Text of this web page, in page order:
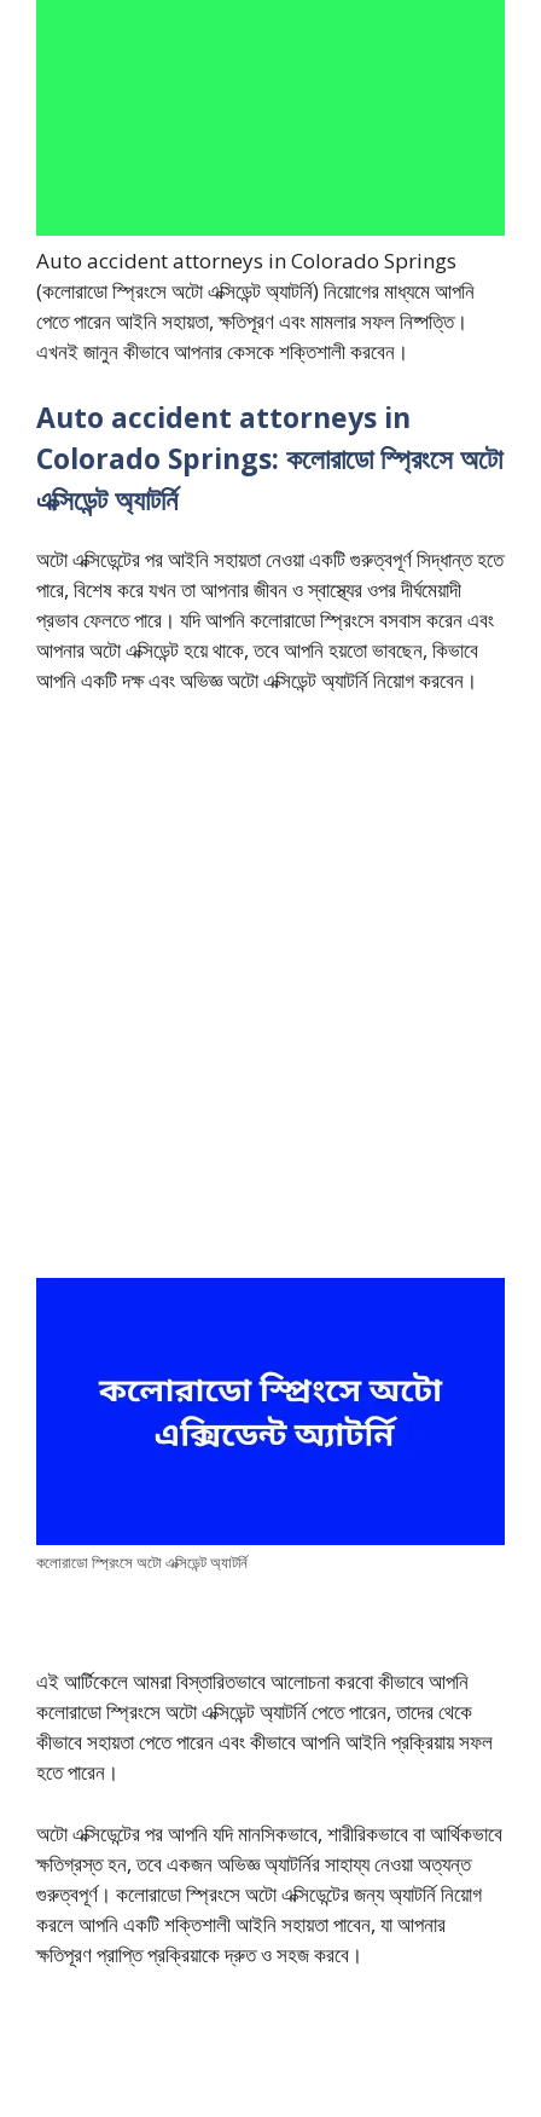
Auto accident attorneys in Colorado Springs
(কলোরাডো স্প্রিংসে অটো এক্সিডেন্ট অ্যাটর্নি) নিয়োগের মাধ্যমে আপনি
পেতে পারেন আইনি সহায়তা, ক্ষতিপূরণ এবং মামলার সফল নিষ্পত্তি।
এখনই জানুন কীভাবে আপনার কেসকে শক্তিশালী করবেন।
Auto accident attorneys in
Colorado Springs: কলোরাডো স্প্রিংসে অটো
এক্সিডেন্ট অ্যাটর্নি
অটো এক্সিডেন্টের পর আইনি সহায়তা নেওয়া একটি গুরুত্বপূর্ণ সিদ্ধান্ত হতে
পারে, বিশেষ করে যখন তা আপনার জীবন ও স্বাস্থ্যের ওপর দীর্ঘমেয়াদী
প্রভাব ফেলতে পারে। যদি আপনি কলোরাডো স্প্রিংসে বসবাস করেন এবং
আপনার অটো এক্সিডেন্ট হয়ে থাকে, তবে আপনি হয়তো ভাবছেন, কিভাবে
আপনি একটি দক্ষ এবং অভিজ্ঞ অটো এক্সিডেন্ট অ্যাটর্নি নিয়োগ করবেন।
কলোরাডো স্প্রিংসে অটো এক্সিডেন্ট অ্যাটর্নি
এই আর্টিকেলে আমরা বিস্তারিতভাবে আলোচনা করবো কীভাবে আপনি
কলোরাডো স্প্রিংসে অটো এক্সিডেন্ট অ্যাটর্নি পেতে পারেন, তাদের থেকে
কীভাবে সহায়তা পেতে পারেন এবং কীভাবে আপনি আইনি প্রক্রিয়ায় সফল
হতে পারেন।
অটো এক্সিডেন্টের পর আপনি যদি মানসিকভাবে, শারীরিকভাবে বা আর্থিকভাবে
ক্ষতিগ্রস্ত হন, তবে একজন অভিজ্ঞ অ্যাটর্নির সাহায্য নেওয়া অত্যন্ত
গুরুত্বপূর্ণ। কলোরাডো স্প্রিংসে অটো এক্সিডেন্টের জন্য অ্যাটর্নি নিয়োগ
করলে আপনি একটি শক্তিশালী আইনি সহায়তা পাবেন, যা আপনার
ক্ষতিপূরণ প্রাপ্তি প্রক্রিয়াকে দ্রুত ও সহজ করবে।